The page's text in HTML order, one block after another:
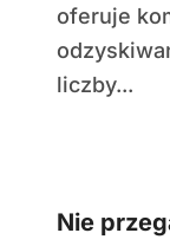
oferuje
liczby...
Nie